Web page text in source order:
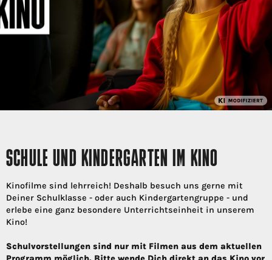
SCHULE UND KINDERGARTEN IM KINO
Kinofilme sind lehrreich! Deshalb besuch uns gerne mit
Deiner Schulklasse - oder auch Kindergartengruppe - und
erlebe eine ganz besondere Unterrichtseinheit in unserem
Kino!
Schulvorstellungen sind nur mit Filmen aus dem aktuellen